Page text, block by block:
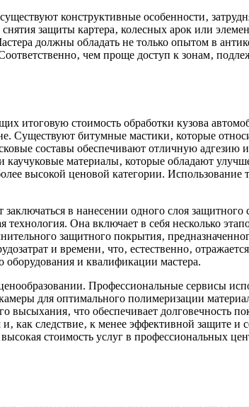
конструктивные особенности‚
защиты картера‚ колесных арок или
должны обладать не только опытом в
чем проще доступ к зонам‚
итоговую стоимость обработки кузова
Существуют битумные мастики‚ которые
составы обеспечивают отличную адгезию
материалы‚ которые обладают
высокой ценовой категории. Использование
в нанесении одного слоя
Она включает в себя несколько
защитного покрытия‚
и времени‚ что‚ естественно‚
оборудования и квалификации мастера.
Профессиональные сервисы
для оптимального полимеризации
высыхания‚ что обеспечивает долговечность
как следствие‚ к менее эффективной защите
стоимость услуг в профессиональных